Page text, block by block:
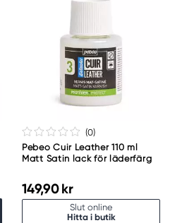
(0)
Pebeo Cuir Leather 110 ml
Matt Satin lack för läderfärg
149,90 kr
Slut online
Hitta i butik